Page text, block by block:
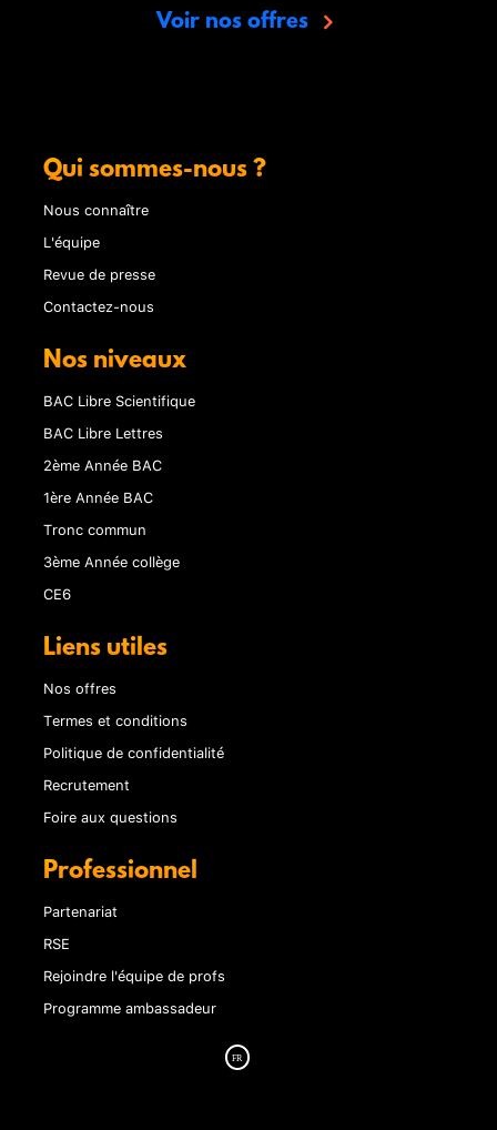
Voir nos offres
Qui sommes-nous ?
Nous connaître
L'équipe
Revue de presse
Contactez-nous
Nos niveaux
BAC Libre Scientifique
BAC Libre Lettres
2ème Année BAC
1ère Année BAC
Tronc commun
3ème Année collège
CE6
Liens utiles
Nos offres
Termes et conditions
Politique de confidentialité
Recrutement
Foire aux questions
Professionnel
Partenariat
RSE
Rejoindre l'équipe de profs
Programme ambassadeur